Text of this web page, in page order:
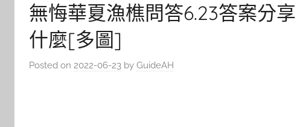
無悔華夏漁樵問答6.23答案分
什麼[多圖]
Posted on 2022-06-23 by GuideAH